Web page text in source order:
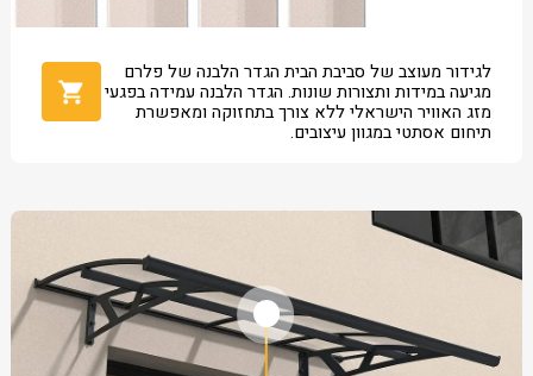
לגידור מעוצב של סביבת הבית הגדר הלבנה של פלרם
מגיעה במידות ותצורות שונות. הגדר הלבנה עמידה בפגעי
מזג האוויר הישראלי ללא צורך בתחזוקה ומאפשרת
תיחום אסתטי במגוון עיצובים.